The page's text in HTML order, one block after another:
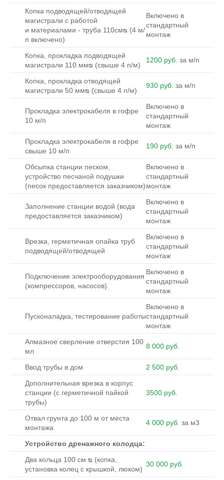
Копка подводящей/отводящей
магистрали с работой
и материалами - труба 110смᴓ (4 м/
п включено)
Включено в
стандартный
монтаж
Копка, прокладка подводящей
магистрали 110 ммᴓ (свыше 4 п/м)
1200 руб. за м/п
Копка, прокладка отводящей
магистрали 50 ммᴓ (свыше 4 п/м)
930 руб. за м/п
Прокладка электрокабеля в гофре
10 м/п
Включено в
стандартный
монтаж
Прокладка электрокабеля в гофре
свыше 10 м/п
190 руб. за м/п
Обсыпка станции песком,
устройство песчаной подушки
(песок предоставляется заказчиком)
Включено в
стандартный
монтаж
Заполнение станции водой (вода
предоставляется заказчиком)
Включено в
стандартный
монтаж
Врезка, герметичная опайка труб
подводящей/отводящей
Включено в
стандартный
монтаж
Подключение электрооборудования
(компрессоров, насосов)
Включено в
стандартный
монтаж
Пусконаладка, тестирование работы
Включено в
стандартный
монтаж
Алмазное сверление отверстия 100
мл
8 000 руб.
Ввод трубы в дом
2 500 руб.
Дополнительная врезка в корпус
станции (с герметичной пайкой
трубы)
3500 руб.
Отвал грунта до 100 м от места
монтажа
4 000 руб. за м3
Устройство дренажного колодца:
Два кольца 100 см ᴓ (копка,
установка колец с крышкой, люком)
30 000 руб.